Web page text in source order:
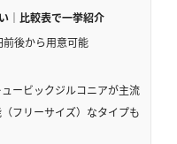
｜比較表で一挙紹介
後から用意可能
ービックジルコニアが主流
フリーサイズ）なタイプも